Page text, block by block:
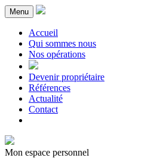
Menu
Accueil
Qui sommes nous
Nos opérations
Devenir propriétaire
Références
Actualité
Contact
Mon espace personnel